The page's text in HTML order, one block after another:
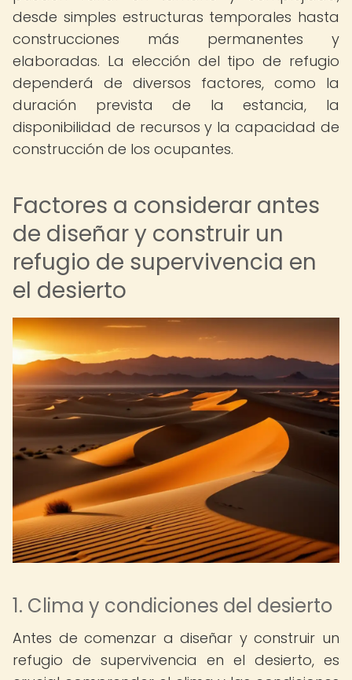
desde simples estructuras temporales hasta
construcciones más permanentes y
elaboradas. La elección del tipo de refugio
dependerá de diversos factores, como la
duración prevista de la estancia, la
disponibilidad de recursos y la capacidad de
construcción de los ocupantes.
Factores a considerar antes
de diseñar y construir un
refugio de supervivencia en
el desierto
1. Clima y condiciones del desierto
Antes de comenzar a diseñar y construir un
refugio de supervivencia en el desierto, es